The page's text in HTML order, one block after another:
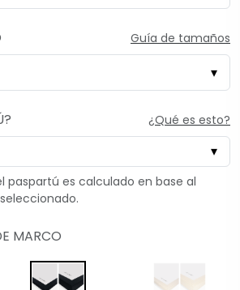
Guía de tamaños
¿Qué es esto?
paspartú es calculado en base al
MARCO